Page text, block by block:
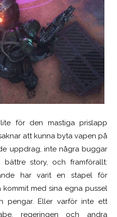
för den mastiga prislapp
att kunna byta vapen på
uppdrag, inte några buggar
bättre story, och framförallt:
har varit en stapel för
med sina egna pussel
pengar. Eller varför inte ett
regeringen och andra